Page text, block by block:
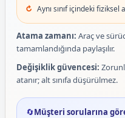
Aynı sınıf içindeki fiziksel
Atama zamanı: Araç ve
tamamlandığında paylaşılır.
Değişiklik güvencesi:
atanır; alt sınıfa düşürülmez.
🔄Müşteri sorularına